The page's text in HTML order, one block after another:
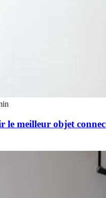
le meilleur objet